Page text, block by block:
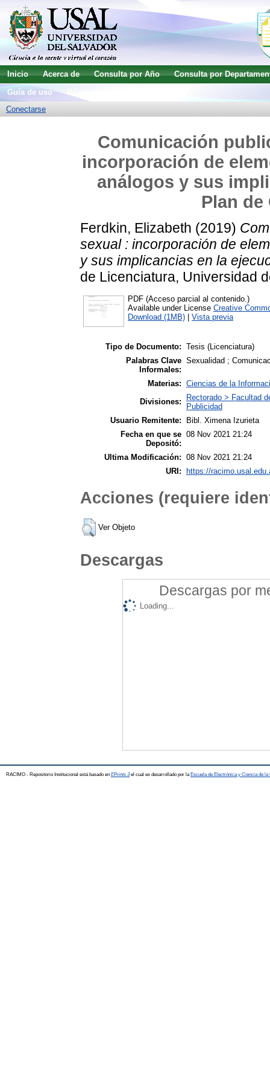
Inicio Acerca de Consulta por Año
Consulta por
Guía de uso
Conectarse
Comunicación
incorporación de
análogos y sus
Plan
Ferdkin, Elizabeth (2019)
sexual : incorporación de
y sus implicancias en la
de Licenciatura, Universidad
PDF (Acceso parcial al contenido.)
Available under License Creative
Download (1MB)
Vista previa
Tipo de Documento: Tesis (Licenciatura)
Palabras Clave
Informales:
Sexualidad ;
Materias: Ciencias de la
Divisiones:
Rectorado > Facultad
Publicidad
Usuario Remitente:
Bibl. Ximena Izurieta
Fecha en que se
Depositó:
08 Nov 2021 21:24
Ultima Modificación: 08 Nov 2021 21:24
URI:
https://
Acciones (requiere
Ver Objeto
Descargas
Descargas por
Loading...
RACIMO - Repositorio Institucional está basado en EPrints 3el cual es desarrollado por la Escuela de Electrónica y Ciencia de la